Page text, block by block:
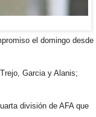
el domingo desde
Garcia y Alanis;
división de AFA que